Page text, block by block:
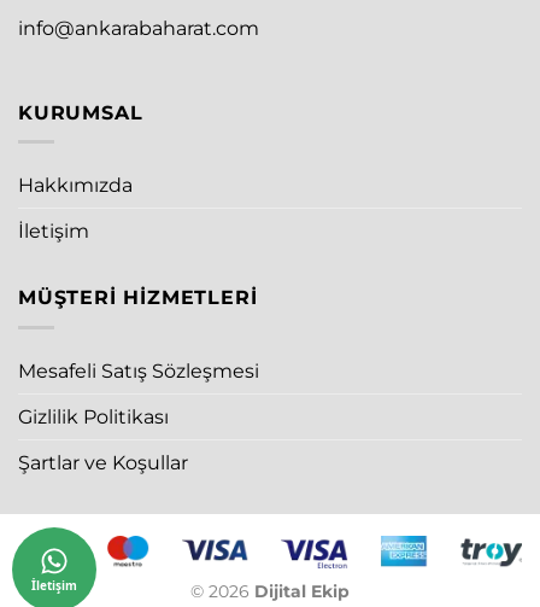
info@ankarabaharat.com
KURUMSAL
Hakkımızda
İletişim
MÜŞTERI HIZMETLERI
Mesafeli Satış Sözleşmesi
Gizlilik Politikası
Şartlar ve Koşullar
© 2026 Dijital Ekip
İletişim